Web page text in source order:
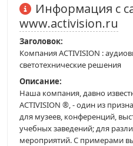
Информация с
www.activision.ru
Заголовок:
Компания ACTIVISION :
светотехнические решения
Описание:
Наша компания, давно
ACTIVISION ®, - один из
для музеев, конференций,
учебных заведений; для
мероприятий. С примерами